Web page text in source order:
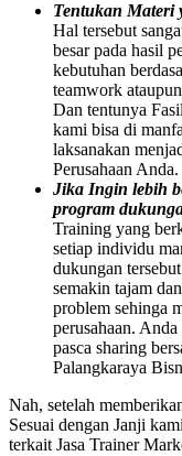
Tentukan Materi
Hal tersebut
besar pada hasil
kebutuhan
teamwork
Dan tentunya
kami bisa di
laksanakan
Perusahaan Anda.
Jika Ingin lebih
program
Training yang
setiap individu
dukungan
semakin tajam
problem sehinga
perusahaan.
pasca sharing
Palangkaraya
Nah, setelah
Sesuai dengan Janji
terkait Jasa Trainer